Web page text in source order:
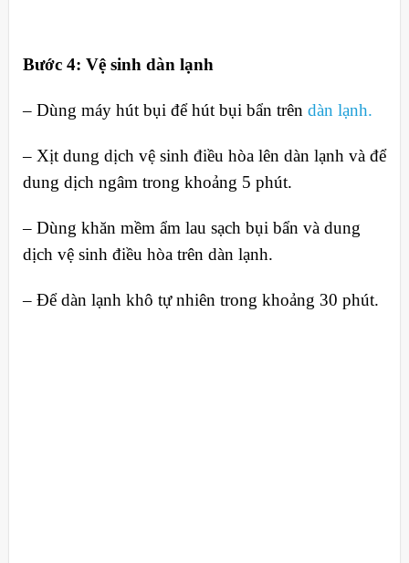
Bước 4: Vệ sinh dàn lạnh
– Dùng máy hút bụi để hút bụi bẩn trên dàn lạnh.
– Xịt dung dịch vệ sinh điều hòa lên dàn lạnh và để
dung dịch ngâm trong khoảng 5 phút.
– Dùng khăn mềm ẩm lau sạch bụi bẩn và dung
dịch vệ sinh điều hòa trên dàn lạnh.
– Để dàn lạnh khô tự nhiên trong khoảng 30 phút.